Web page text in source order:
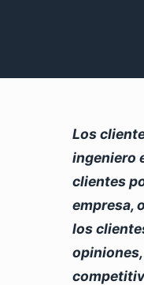
Los
ingeniero
clientes
empresa,
los